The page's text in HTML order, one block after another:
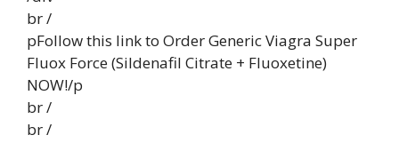
br /
pFollow this link to Order Generic Viagra Super
Fluox Force (Sildenafil Citrate + Fluoxetine)
NOW!/p
br /
br /